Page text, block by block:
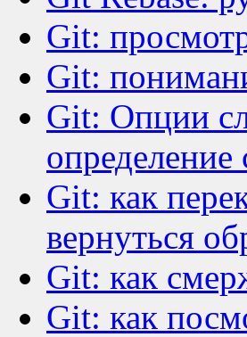
Git:
Git:
Git: Опции
определение
Git: как
вернуться
Git: как
Git: как